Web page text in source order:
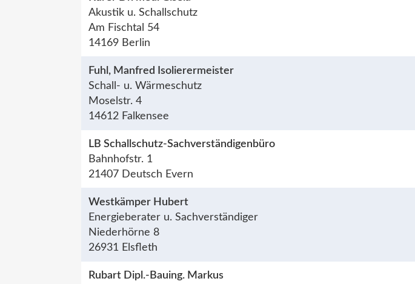
Akustik u. Schallschutz
Am Fischtal 54
14169 Berlin
Fuhl, Manfred Isolierermeister
Schall- u. Wärmeschutz
Moselstr. 4
14612 Falkensee
LB Schallschutz-Sachverständigenbüro
Bahnhofstr. 1
21407 Deutsch Evern
Westkämper Hubert
Energieberater u. Sachverständiger
Niederhörne 8
26931 Elsfleth
Rubart Dipl.-Bauing. Markus